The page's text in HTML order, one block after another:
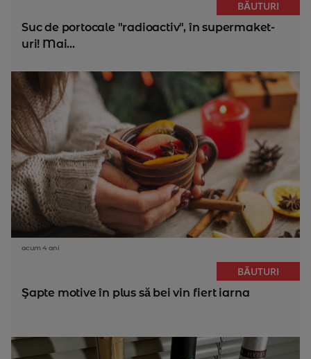
BĂUTURI
Suc de portocale "radioactiv", în supermaket-
uri! Mai...
acum 4 ani
BĂUTURI
Şapte motive în plus să bei vin fiert iarna